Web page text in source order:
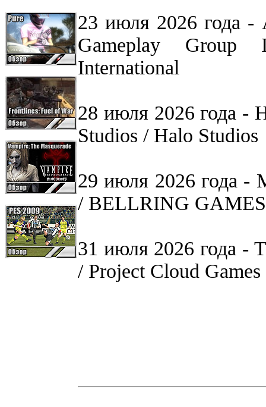
23 июля 2026 года -
Gameplay Group
International
28 июля 2026 года -
Studios / Halo Studios
29 июля 2026 года
/ BELLRING GAMES
31 июля 2026 года -
/ Project Cloud Games